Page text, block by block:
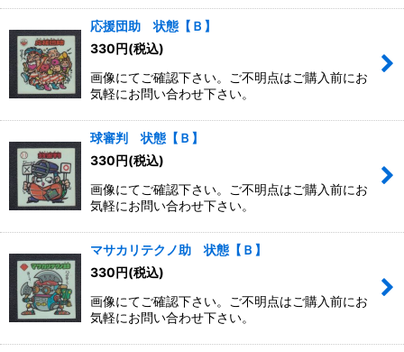
応援団助 状態【Ｂ】
330円(税込)
画像にてご確認下さい。ご不明点はご購入前にお
気軽にお問い合わせ下さい。
球審判 状態【Ｂ】
330円(税込)
画像にてご確認下さい。ご不明点はご購入前にお
気軽にお問い合わせ下さい。
マサカリテクノ助 状態【Ｂ】
330円(税込)
画像にてご確認下さい。ご不明点はご購入前にお
気軽にお問い合わせ下さい。